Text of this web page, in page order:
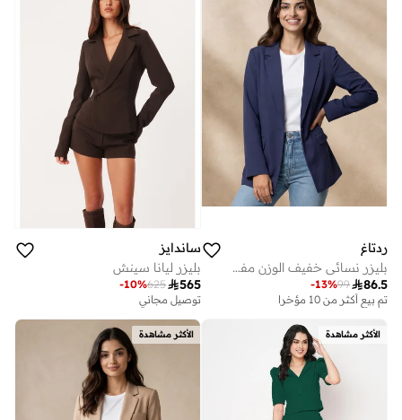
ردتاغ
بليزر نسائي خفيف الوزن مفتوح من الأمام من البحرية
86.5
99
-13%
تم بيع أكثر من 10 مؤخرا
ساندايز
بليزر ليانا سينش
565
625
-10%
توصيل مجاني
الأكثر مشاهدة الأكثر مشاهدة